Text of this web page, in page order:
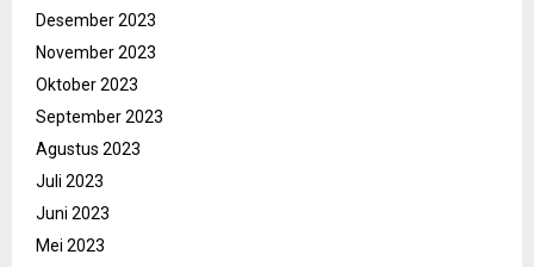
Desember 2023
November 2023
Oktober 2023
September 2023
Agustus 2023
Juli 2023
Juni 2023
Mei 2023